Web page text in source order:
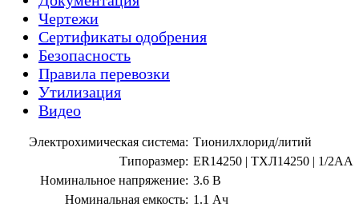
Чертежи
Сертификаты одобрения
Безопасность
Правила перевозки
Утилизация
Видео
Электрохимическая система: Тионилхлорид/литий
Типоразмер: ER14250 | ТХЛ14250 | 1/2AA
Номинальное напряжение: 3.6 В
Номинальная емкость: 1.1 Ач